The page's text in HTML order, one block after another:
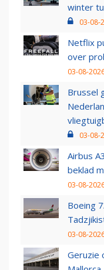
winter
03-08-
Netflix
over
03-08-
Brussel
03-08-
Airbus
beklad
03-08-
Boeing
03-08-
Geruzie